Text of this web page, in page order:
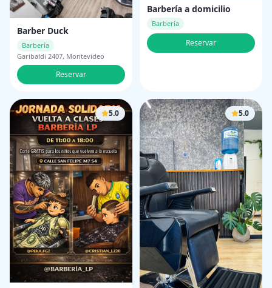
Barber Duck
Barbería
Garibaldi 2407, Montevideo
Reservar
Barbería a domicilio
Barbería
Reservar
5.0 5.0